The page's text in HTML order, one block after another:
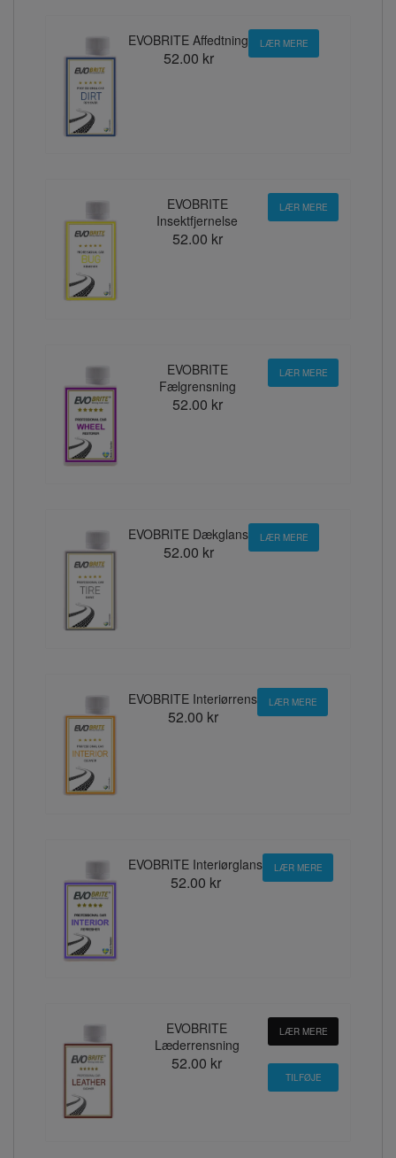
EVOBRITE Affedtning
52.00 kr
LÆR MERE
EVOBRITE
Insektfjernelse
52.00 kr
LÆR MERE
EVOBRITE
Fælgrensning
52.00 kr
LÆR MERE
EVOBRITE Dækglans
52.00 kr
LÆR MERE
EVOBRITE Interiørrens
52.00 kr
LÆR MERE
EVOBRITE Interiørglans
52.00 kr
LÆR MERE
EVOBRITE
Læderrensning
52.00 kr
LÆR MERE